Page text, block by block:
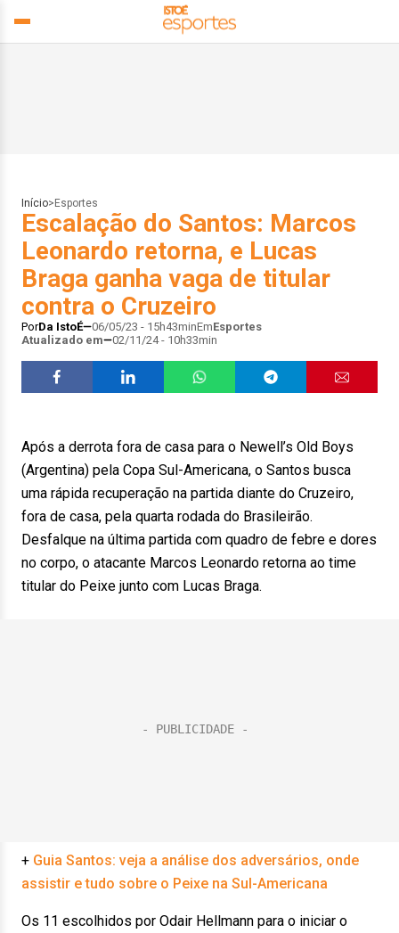
Início> Esportes
Escalação do Santos: Marcos
Leonardo retorna, e Lucas
Braga ganha vaga de titular
contra o Cruzeiro
PorDa IstoÉ 06/05/23 - 15h43minEmEsportes
Atualizado em
02/11/24 - 10h33min
Após a derrota fora de casa para o Newell’s Old Boys
(Argentina) pela Copa Sul-Americana, o Santos busca
uma rápida recuperação na partida diante do Cruzeiro,
fora de casa, pela quarta rodada do Brasileirão.
Desfalque na última partida com quadro de febre e dores
no corpo, o atacante Marcos Leonardo retorna ao time
titular do Peixe junto com Lucas Braga.
+ Guia Santos: veja a análise dos adversários, onde
assistir e tudo sobre o Peixe na Sul-Americana
Os 11 escolhidos por Odair Hellmann para o iniciar o